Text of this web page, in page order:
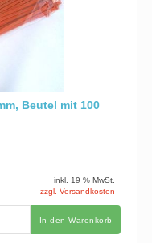
Beutel mit 100
inkl. 19 % MwSt.
zzgl. Versandkosten
In den Warenkorb